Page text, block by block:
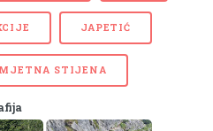
JAPETIĆ
STIJENA